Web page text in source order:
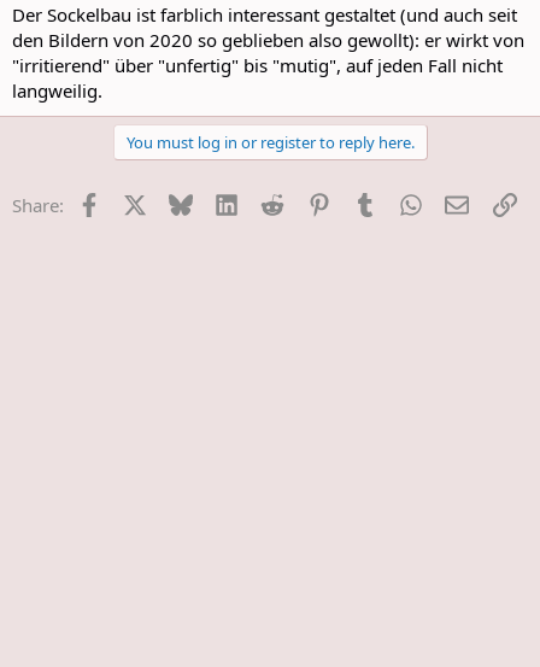
Der Sockelbau ist farblich interessant gestaltet (und auch seit
den Bildern von 2020 so geblieben also gewollt): er wirkt von
"irritierend" über "unfertig" bis "mutig", auf jeden Fall nicht
langweilig.
You must log in or register to reply here.
Share: Facebook Bluesky LinkedInReddit PinterestTumblrWhatsApp
E-Mail